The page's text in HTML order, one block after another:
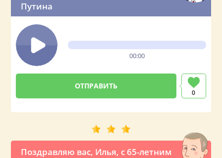
Путина
00:00
0
Поздравляю вас, Илья, с 65-летним